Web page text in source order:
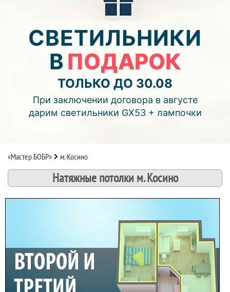
До конца акции:
04 22 33
дней часов мин.
Подробнее об акции >>
Монтаж двухуровнего потолка
с фотопечатью и подсветкой (смотреть видео)
СВЕТИЛЬНИКИ
ВПОДАРОК
ТОЛЬКО ДО 30.08
При заключении договора в августе
дарим светильники GX53 + лампочки
«Мастер БОБР» м. Косино
Натяжные потолки м. Косино